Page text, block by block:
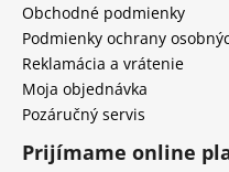
Obchodné podmienky
Podmienky ochrany
Reklamácia a vrátenie
Moja objednávka
Pozáručný servis
Prijímame online